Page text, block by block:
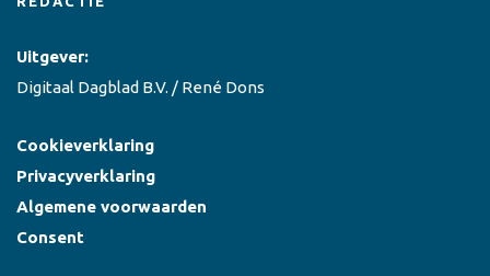
Uitgever:
Digitaal Dagblad B.V. / René Dons
Cookieverklaring
Privacyverklaring
Algemene voorwaarden
Consent